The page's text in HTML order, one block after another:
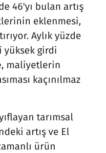
46'yı bulan artış
eklenmesi,
Aylık yüzde
yüksek girdi
maliyetlerin
kaçınılmaz
tarımsal
artış ve El
ürün